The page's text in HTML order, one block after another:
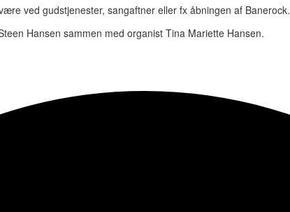
ved gudstjenester, sangaftner eller fx åbningen af Banerock.
Hansen sammen med organist Tina Mariette Hansen.